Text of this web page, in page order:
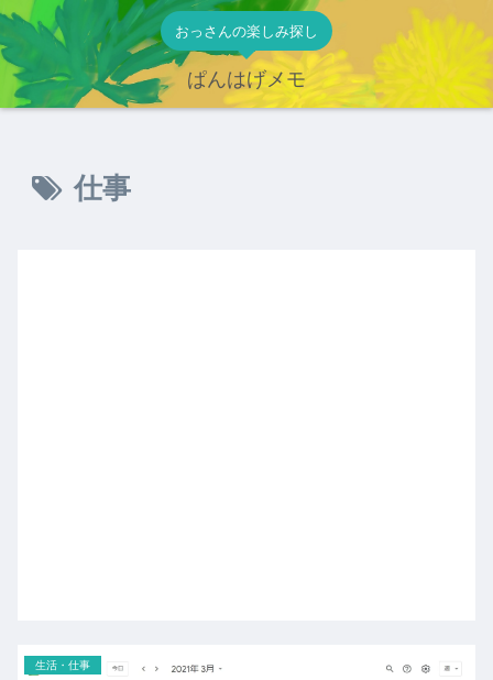
おっさんの楽しみ探し
ぱんはげメモ
仕事
生活・仕事